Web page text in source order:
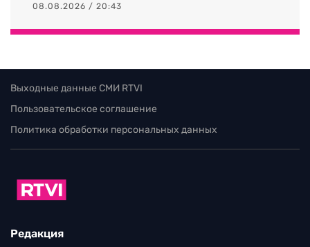
08.08.2026 / 20:43
Выходные данные СМИ RTVI
Пользовательское соглашение
Политика обработки персональных данных
Редакция